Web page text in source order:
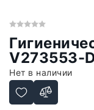
V273553-
Нет в наличии